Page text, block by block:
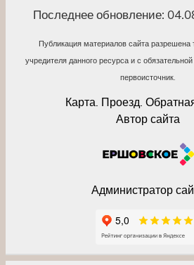
Последнее обновление:
Публикация материалов сайта разрешена
учредителя данного ресурса и с
первоисточник.
Карта. Проезд.
Автор сайта
Администратор